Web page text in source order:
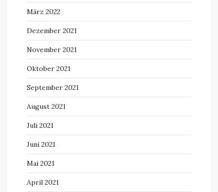
März 2022
Dezember 2021
November 2021
Oktober 2021
September 2021
August 2021
Juli 2021
Juni 2021
Mai 2021
April 2021